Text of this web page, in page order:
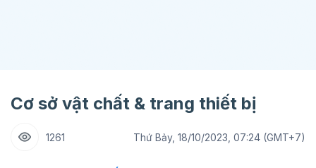
Cơ sở vật chất & trang thiết bị
1261 Thứ Bảy, 18/10/2023, 07:24 (GMT+7)